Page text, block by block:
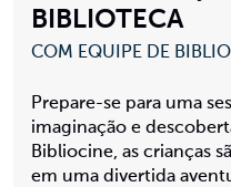
BIBLIOTECA
COM EQUIPE DE
Prepare-se para uma
imaginação e
Bibliocine, as crianças
em uma divertida